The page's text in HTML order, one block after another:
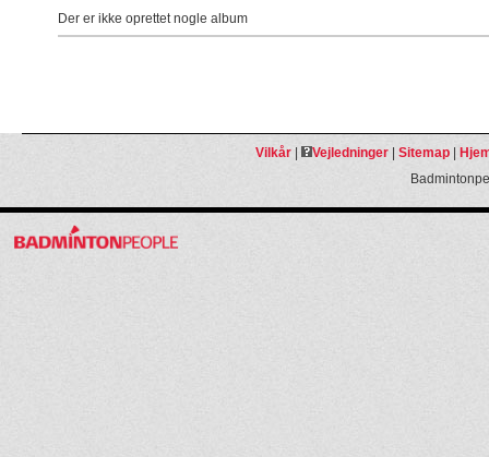
Der er ikke oprettet nogle album
Vilkår| Vejledninger| Sitemap|